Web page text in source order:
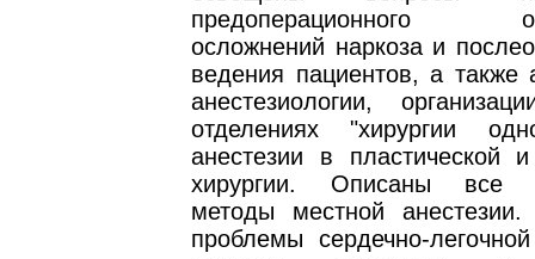
предоперационного
осложнений наркоза и
ведения пациентов, а также
анестезиологии,
отделениях "хирургии
анестезии в пластической
хирургии. Описаны все
методы местной анестезии.
проблемы сердечно-